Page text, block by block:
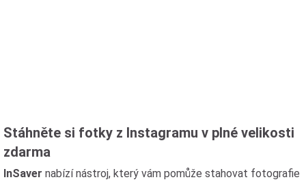
Stáhněte si fotky z Instagramu v plné velikosti
zdarma
InSaver nabízí nástroj, který vám pomůže stahovat fotografie